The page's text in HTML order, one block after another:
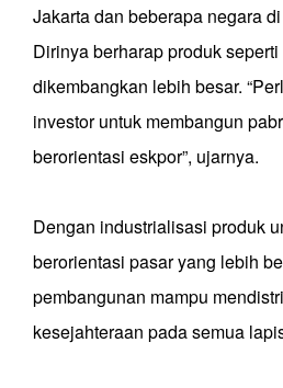
Jakarta dan beberapa negara
Dirinya berharap produk
dikembangkan lebih besar.
investor untuk membangun
berorientasi eskpor”, ujarnya.
Dengan industrialisasi produk
berorientasi pasar yang lebih
pembangunan mampu
kesejahteraan pada semua